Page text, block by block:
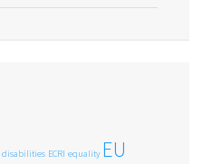
disabilities ECRI equality EU